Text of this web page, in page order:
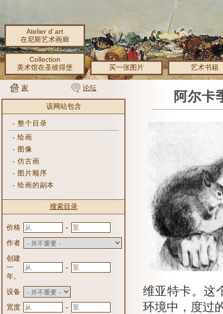
Atelier d´art
在尼斯艺术画廊
Collection
美术馆在圣彼得堡
买一张图片 艺术书籍
家 论坛
该网站包含
-整个目录
-绘画
- 图像
-仿古画
- 图片顺序
-绘画的副本
搜索目录
价格
-
作者
创建
一
年。
-
设备
宽度
-
阿尔卡
维亚特卡。这
环境中，度过